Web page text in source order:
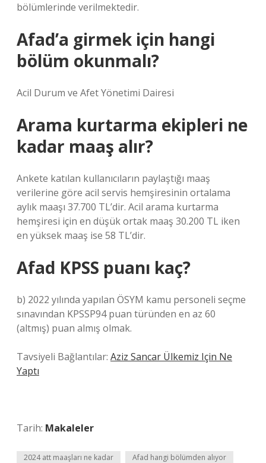
bölümlerinde verilmektedir.
Afad’a girmek için hangi
bölüm okunmalı?
Acil Durum ve Afet Yönetimi Dairesi
Arama kurtarma ekipleri ne
kadar maaş alır?
Ankete katılan kullanıcıların paylaştığı maaş
verilerine göre acil servis hemşiresinin ortalama
aylık maaşı 37.700 TL’dir. Acil arama kurtarma
hemşiresi için en düşük ortak maaş 30.200 TL iken
en yüksek maaş ise 58 TL’dir.
Afad KPSS puanı kaç?
b) 2022 yılında yapılan ÖSYM kamu personeli seçme
sınavından KPSSP94 puan türünden en az 60
(altmış) puan almış olmak.
Tavsiyeli Bağlantılar: Aziz Sancar Ülkemiz Için Ne
Yaptı
Tarih: Makaleler
2024 att maaşları ne kadar Afad hangi bölümden alıyor